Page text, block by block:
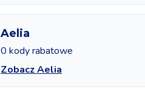
Aelia
0 kody rabatowe
Zobacz Aelia